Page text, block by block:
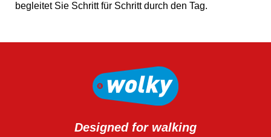
begleitet Sie Schritt für Schritt durch den Tag.
Designed for walking